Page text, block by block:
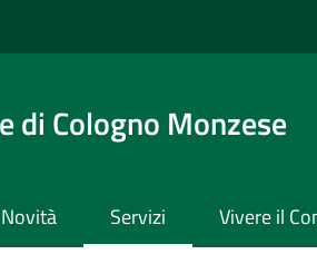
di Cologno Monzese
Novità Servizi Vivere il